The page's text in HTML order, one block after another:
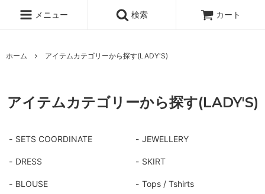
メニュー 検索 カート
ホーム アイテムカテゴリーから探す(LADY'S)
アイテムカテゴリーから探す(LADY'S)
SETS COORDINATE JEWELLERY
DRESS SKIRT
BLOUSE Tops / Tshirts